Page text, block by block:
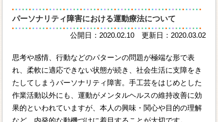
パーソナリティ障害における運動療法について
公開日：2020.02.10 更新日：2020.03.02
思考や感情、行動などのパターンの問題が極端な形で表
れ、柔軟に適応できない状態が続き、社会生活に支障をき
たしてしまうパーソナリティ障害。手工芸をはじめとした
作業活動以外にも、運動がメンタルヘルスの維持改善に効
果的といわれていますが、本人の興味・関心や目的の理解